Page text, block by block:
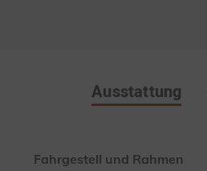
Ausstattung
Fahrgestell und Rahmen